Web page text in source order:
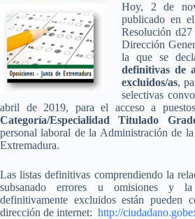
Hoy, 2 de
publicado en
Resolución
Dirección
la que se
definitivas de
excluidos/as,
selectivas
abril de 2019, para el acceso a
Categoría/Especialidad Titulado
personal laboral de la Administración de
Extremadura.
Las listas definitivas comprendiendo la
subsanado errores u omisiones y
definitivamente excluidos están pueden
dirección de internet: http://